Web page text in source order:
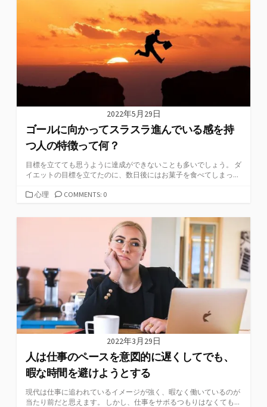
2022年5月29日
ゴールに向かってスラスラ進んでいる感を持
つ人の特徴って何？
目標を立てても思うように達成ができないことも多いでしょう。 ダ
イエットの目標を立てたのに、数日後にはお菓子を食べてしまっ...
カ
ゴ
心理 COMMENTS: 0
2022年3月29日
人は仕事のペースを意図的に遅くしてでも、
暇な時間を避けようとする
現代は仕事に追われているイメージが強く、暇なく働いているのが
当たり前だと思えます。 しかし、仕事をサボるつもりはなくても...